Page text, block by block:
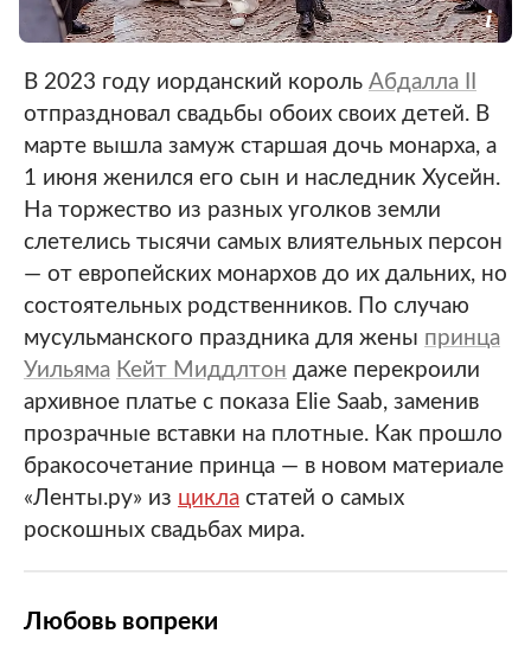
В 2023 году иорданский король Абдалла II
отпраздновал свадьбы обоих своих детей. В
марте вышла замуж старшая дочь монарха, а
1 июня женился его сын и наследник Хусейн.
На торжество из разных уголков земли
слетелись тысячи самых влиятельных персон
— от европейских монархов до их дальних, но
состоятельных родственников. По случаю
мусульманского праздника для жены принца
Уильяма Кейт Миддлтон даже перекроили
архивное платье с показа Elie Saab, заменив
прозрачные вставки на плотные. Как прошло
бракосочетание принца — в новом материале
«Ленты.ру» из цикла статей о самых
роскошных свадьбах мира.
Любовь вопреки